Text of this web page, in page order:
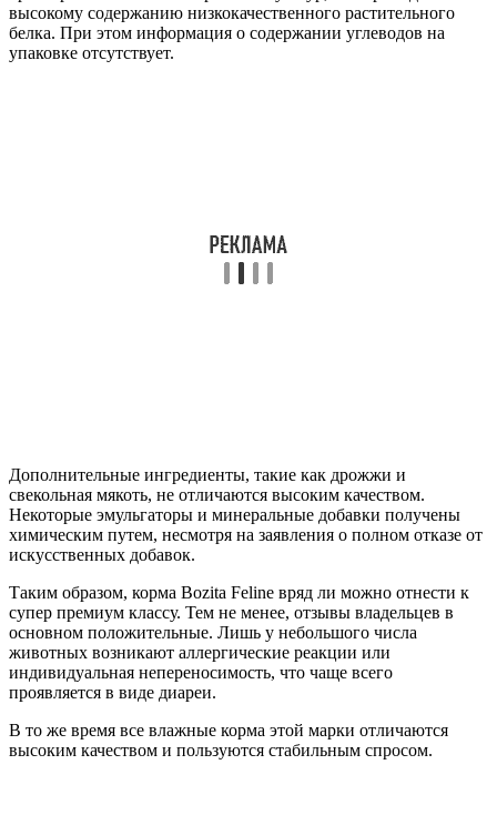
высокому содержанию низкокачественного растительного
белка. При этом информация о содержании углеводов на
упаковке отсутствует.
Дополнительные ингредиенты, такие как дрожжи и
свекольная мякоть, не отличаются высоким качеством.
Некоторые эмульгаторы и минеральные добавки получены
химическим путем, несмотря на заявления о полном отказе от
искусственных добавок.
Таким образом, корма Bozita Feline вряд ли можно отнести к
супер премиум классу. Тем не менее, отзывы владельцев в
основном положительные. Лишь у небольшого числа
животных возникают аллергические реакции или
индивидуальная непереносимость, что чаще всего
проявляется в виде диареи.
В то же время все влажные корма этой марки отличаются
высоким качеством и пользуются стабильным спросом.